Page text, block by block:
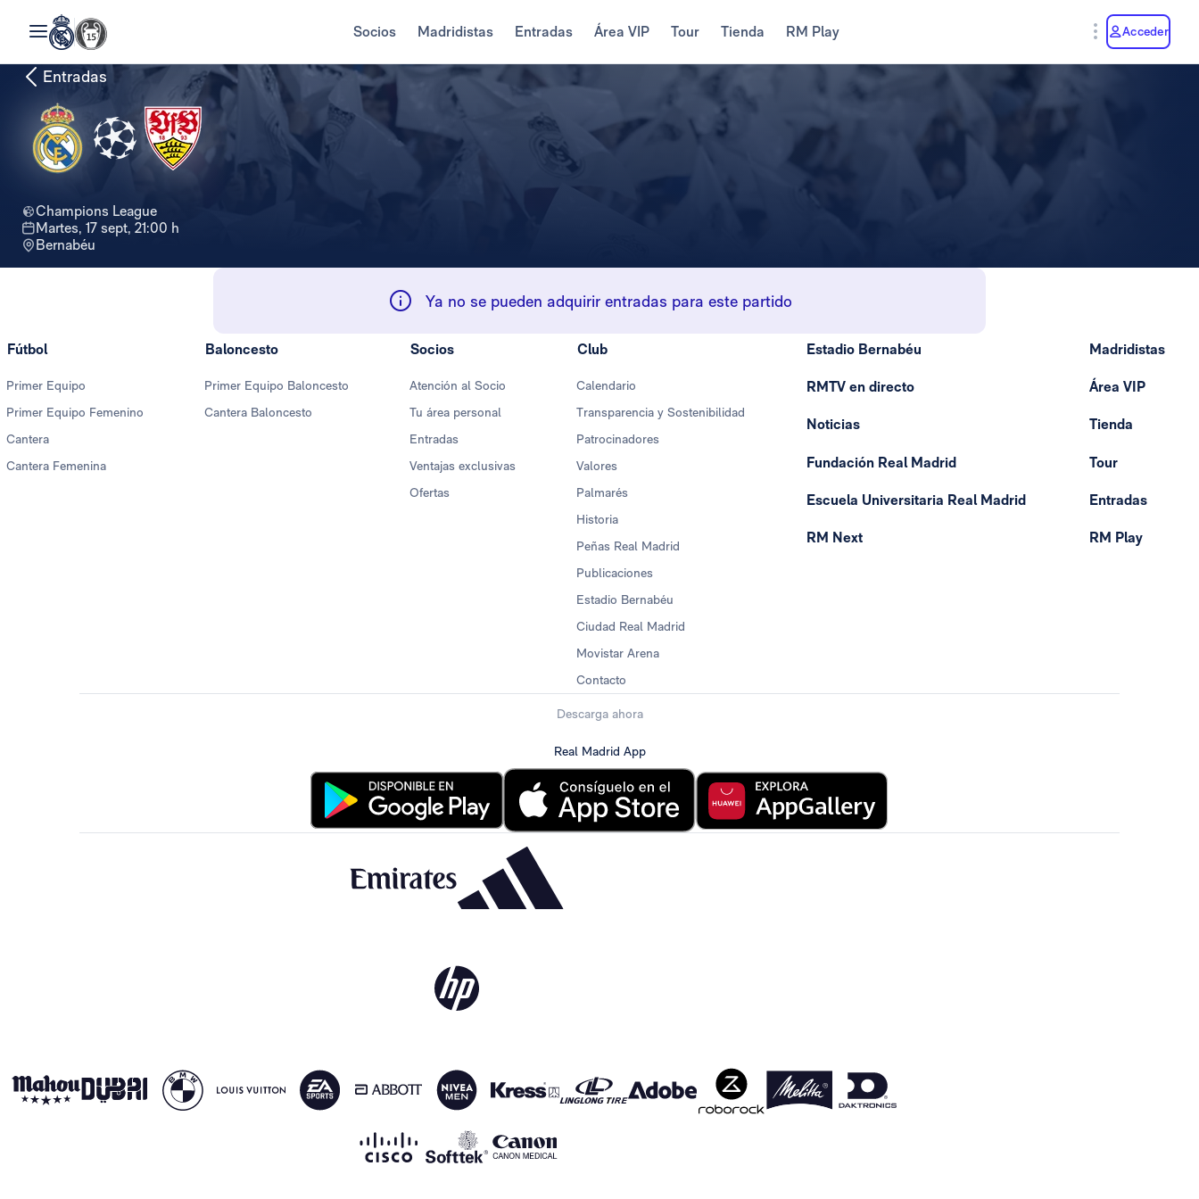
Socios Madridistas Entradas Área VIP Tour Tienda RM Play Acceder
Entradas
Champions League
martes, 17 sept, 21:00 h
Bernabéu
Ya no se pueden adquirir entradas para este partido
Fútbol
Primer Equipo
Primer Equipo Femenino
Cantera
Cantera Femenina
Baloncesto
Primer Equipo Baloncesto
Cantera Baloncesto
Socios
Atención al Socio
Tu área personal
Entradas
Ventajas exclusivas
Ofertas
Club
Calendario
Transparencia y Sostenibilidad
Patrocinadores
Valores
Palmarés
Historia
Peñas Real Madrid
Publicaciones
Estadio Bernabéu
Ciudad Real Madrid
Movistar Arena
Contacto
Estadio Bernabéu
RMTV en directo
Noticias
Fundación Real Madrid
Escuela Universitaria Real Madrid
RM Next
Madridistas
Área VIP
Tienda
Tour
Entradas
RM Play
Descarga ahora
Real Madrid App